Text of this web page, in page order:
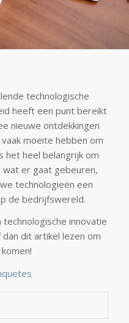
technologische
heeft een punt bereikt
nieuwe ontdekkingen
moeite hebben om
het heel belangrijk om
er gaat gebeuren,
technologieën een
de bedrijfswereld.
innovatie
dit artikel lezen om